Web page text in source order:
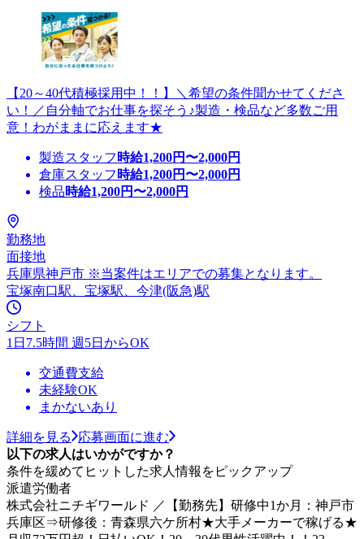
【20～40代積極採用中！！】＼希望の条件聞かせてくださ
い！／自分軸でお仕事を探そう♪製造・検品など多数ご用
意！わがままに応えます★
製造スタッフ 時給1,200円〜2,000円
倉庫スタッフ 時給1,200円〜2,000円
検品時給1,200円〜2,000円
勤務地
面接地
兵庫県神戸市 ※当案件はエリアでの募集となります。
宝塚南口駅、宝塚駅、今津(阪急)駅
シフト
1日7.5時間 週5日からOK
交通費支給
未経験OK
まかないあり
詳細を見る
応募画面に進む
以下の求人はいかがですか？
条件を緩めてヒットした求人情報をピックアップ
派遣労働者
株式会社ニチギワールド ／【勤務先】研修中1か月：神戸市
兵庫区⇒研修後：青森県六ケ所村★大手メーカーで稼げる★